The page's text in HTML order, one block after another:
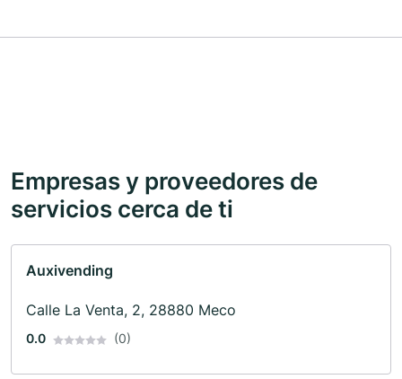
Empresas y proveedores de
servicios cerca de ti
Auxivending
Calle La Venta, 2, 28880 Meco
0.0 (0)